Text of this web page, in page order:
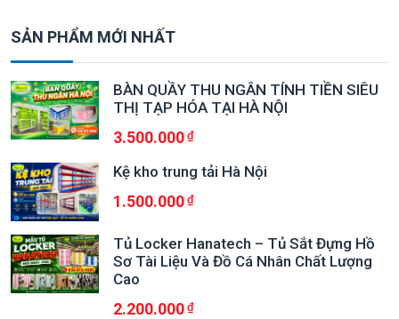
SẢN PHẨM MỚI NHẤT
BÀN QUẦY THU NGÂN TÍNH TIỀN SIÊU
THỊ TẠP HÓA TẠI HÀ NỘI
3.500.000
Kệ kho trung tải Hà Nội
1.500.000
Tủ Locker Hanatech – Tủ Sắt Đựng Hồ
Sơ Tài Liệu Và Đồ Cá Nhân Chất Lượng
Cao
2.200.000